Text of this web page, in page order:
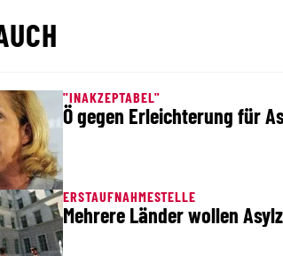
"INAKZEPTABEL"
Ö gegen Erleichterung für
ERSTAUFNAHMESTELLE
Mehrere Länder wollen